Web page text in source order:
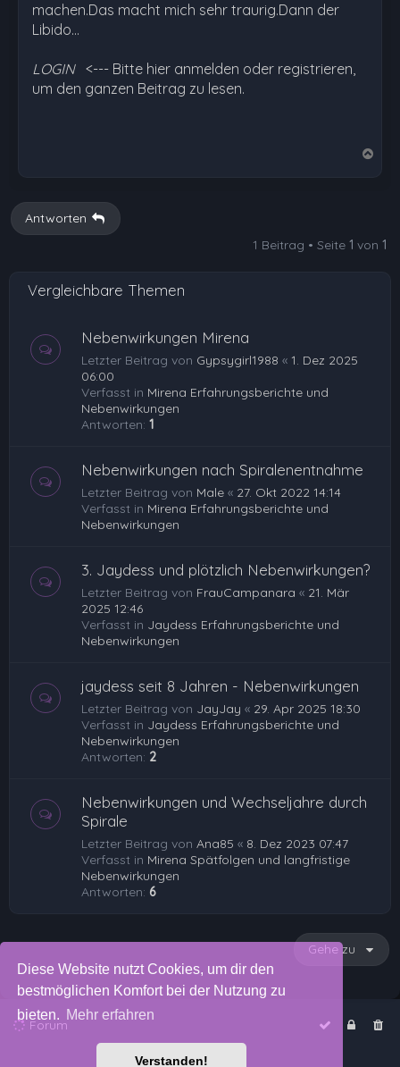
Diese Website nutzt Cookies, um dir den
bestmöglichen Komfort bei der Nutzung zu
bieten. Mehr erfahren
Verstanden!
machen.Das macht mich sehr traurig.Dann der
Libido…
LOGIN <--- Bitte hier anmelden oder registrieren,
um den ganzen Beitrag zu lesen.
b
Antworten
1 Beitrag • Seite 1 von 1
Vergleichbare Themen
Nebenwirkungen Mirena
Letzter Beitrag von Gypsygirl1988 « 1. Dez 2025
06:00
Verfasst in Mirena Erfahrungsberichte und
Nebenwirkungen
Antworten: 1
Nebenwirkungen nach Spiralenentnahme
Letzter Beitrag von Male « 27. Okt 2022 14:14
Verfasst in Mirena Erfahrungsberichte und
Nebenwirkungen
3. Jaydess und plötzlich Nebenwirkungen?
Letzter Beitrag von FrauCampanara « 21. Mär
2025 12:46
Verfasst in Jaydess Erfahrungsberichte und
Nebenwirkungen
jaydess seit 8 Jahren - Nebenwirkungen
Letzter Beitrag von JayJay « 29. Apr 2025 18:30
Verfasst in Jaydess Erfahrungsberichte und
Nebenwirkungen
Antworten: 2
Nebenwirkungen und Wechseljahre durch
Spirale
Letzter Beitrag von Ana85 « 8. Dez 2023 07:47
Verfasst in Mirena Spätfolgen und langfristige
Nebenwirkungen
Antworten: 6
Gehe zu
Forum